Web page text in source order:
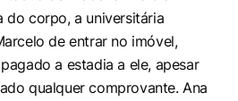
do corpo, a universitária
de entrar no imóvel,
a estadia a ele, apesar
qualquer comprovante. Ana